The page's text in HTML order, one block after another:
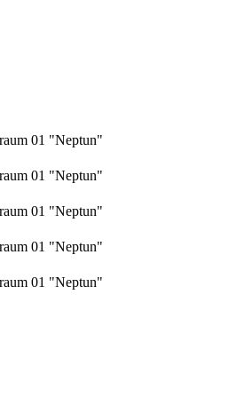
01 "Neptun"
01 "Neptun"
01 "Neptun"
01 "Neptun"
01 "Neptun"